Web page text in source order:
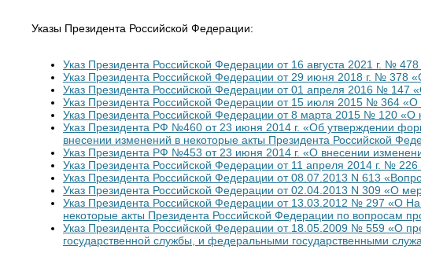
Указы Президента Российской Федерации:
Указ Президента Российской Федерации от 16 августа 2021 г. №
Указ Президента Российской Федерации от 29 июня 2018 г. № 378
Указ Президента Российской Федерации от 01 апреля 2016 № 147
Указ Президента Российской Федерации от 15 июля 2015 № 364 «О
Указ Президента Российской Федерации от 8 марта 2015 № 120 «О
Указ Президента РФ №460 от 23 июня 2014 г. «Об утверждении
внесении изменений в некоторые акты Президента Российской
Указ Президента РФ №453 от 23 июня 2014 г. «О внесении
Указ Президента Российской Федерации от 11 апреля 2014 г. №
Указ Президента Российской Федерации от 08.07.2013 N 613
Указ Президента Российской Федерации от 02.04.2013 N 309 «О
Указ Президента Российской Федерации от 13.03.2012 № 297 «О
некоторые акты Президента Российской Федерации по вопросам
Указ Президента Российской Федерации от 18.05.2009 № 559 «О
государственной службы, и федеральными государственными